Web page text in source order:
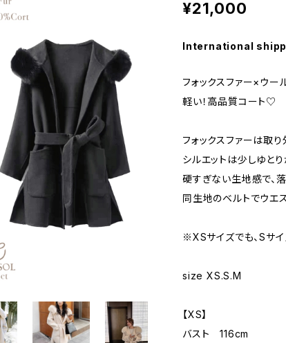
¥21,000
International
フォックスファー×ウー
軽い！高品質コート♡
フォックスファーは取り
シルエットは少しゆと
硬すぎない生地感で、
同生地のベルトでウエ
※XSサイズでも、Sサ
size XS.S.M
【XS】
バスト 116cm